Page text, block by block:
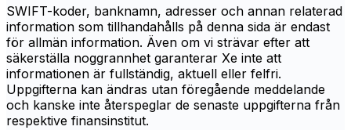
SWIFT-koder, banknamn, adresser och annan relaterad
information som tillhandahålls på denna sida är endast
för allmän information. Även om vi strävar efter att
säkerställa noggrannhet garanterar Xe inte att
informationen är fullständig, aktuell eller felfri.
Uppgifterna kan ändras utan föregående meddelande
och kanske inte återspeglar de senaste uppgifterna från
respektive finansinstitut.